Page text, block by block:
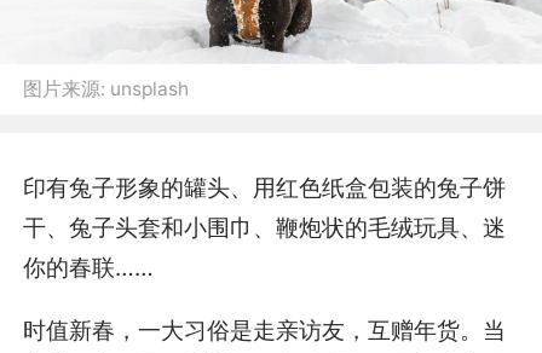
图片来源: unsplash
印有兔子形象的罐头、用红色纸盒包装的兔子饼
干、兔子头套和小围巾、鞭炮状的毛绒玩具、迷
你的春联……
时值新春，一大习俗是走亲访友，互赠年货。当